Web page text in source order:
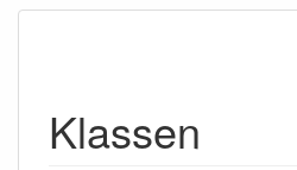
Klassen